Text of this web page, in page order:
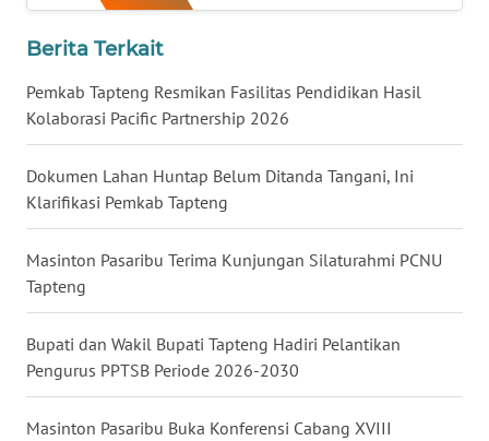
Berita Terkait
Pemkab Tapteng Resmikan Fasilitas Pendidikan Hasil
Kolaborasi Pacific Partnership 2026
Dokumen Lahan Huntap Belum Ditanda Tangani, Ini
Klarifikasi Pemkab Tapteng
Masinton Pasaribu Terima Kunjungan Silaturahmi PCNU
Tapteng
Bupati dan Wakil Bupati Tapteng Hadiri Pelantikan
Pengurus PPTSB Periode 2026-2030
Masinton Pasaribu Buka Konferensi Cabang XVIII
WN
WN
KALSEL
WN
KALTIM
WN
SULSEL
WN
GORONTALO